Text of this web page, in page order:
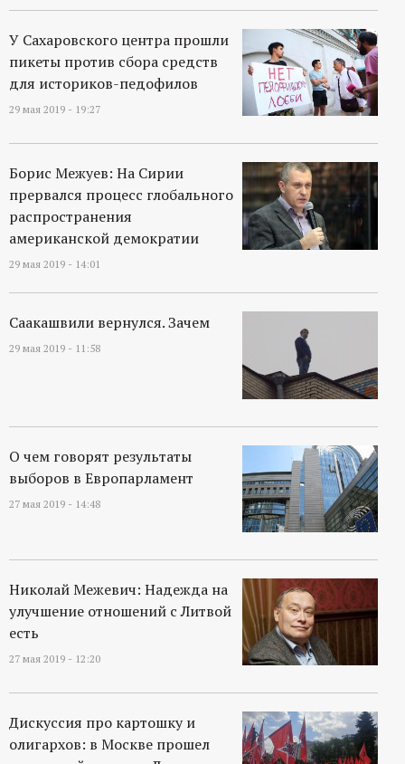
У Сахаровского центра прошли
пикеты против сбора средств
для историков-педофилов
29 мая 2019 - 19:27
Борис Межуев: На Сирии
прервался процесс глобального
распространения
американской демократии
29 мая 2019 - 14:01
Саакашвили вернулся. Зачем
29 мая 2019 - 11:58
О чем говорят результаты
выборов в Европарламент
27 мая 2019 - 14:48
Николай Межевич: Надежда на
улучшение отношений с Литвой
есть
27 мая 2019 - 12:20
Дискуссия про картошку и
олигархов: в Москве прошел